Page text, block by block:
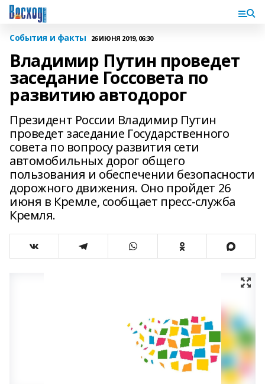
События и факты 26 ИЮНЯ 2019, 06:30
Владимир Путин проведет
заседание Госсовета по
развитию автодорог
Президент России Владимир Путин
проведет заседание Государственного
совета по вопросу развития сети
автомобильных дорог общего
пользования и обеспечении безопасности
дорожного движения. Оно пройдет 26
июня в Кремле, сообщает пресс-служба
Кремля.